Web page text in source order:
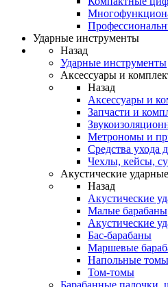
Ударные инструменты
Назад
Ударные инструменты
Аксессуары и
Назад
Аксессуары и
Запчасти и
Метрономы и
Средства ухода
Чехлы, кейсы,
Акустические ударные
Назад
Акустические
Mалые барабаны
Акустические
Бас-барабаны
Маршевые
Напольные томы
Том-томы
Барабанные палочки,